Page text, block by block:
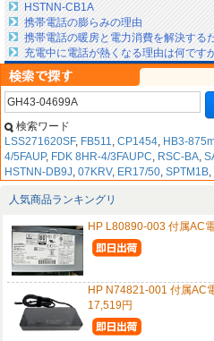
HSTNN-CB1A
携帯電話の膨らみの理由
携帯電話の暖房と電力消費を解決する
充電中に電話が熱くなる理由は何です
検索ワード
LSS271620SF, FB511, CP1454, HB3-
4/5FAUP, FDK 8HR-4/3FAUPC, RSC-BA,
HSTNN-DB9J, 07KRV, ER17/50, SPTM1B,
人気商品ランキングリ
HP L80890-003 付属AC
HP N74821-001 付属AC
17,519円